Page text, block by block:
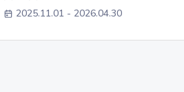
2025.11.01 - 2026.04.30